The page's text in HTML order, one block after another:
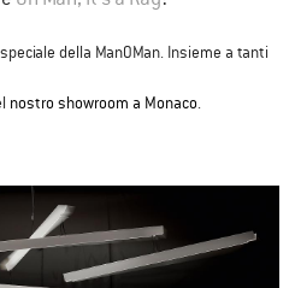
della ManOMan. Insieme a tanti
​nostro showroom a Monaco.